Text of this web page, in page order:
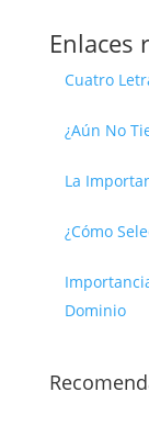
Enlaces
Cuatro
¿Aún No
La
¿Cómo
Dominio